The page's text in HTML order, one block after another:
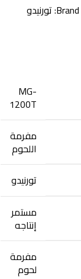
Brand: تورنيدو
MG-
1200T
مفرمة
اللحوم
تورنيدو
مستمر
إنتاجه
مفرمة
لحوم